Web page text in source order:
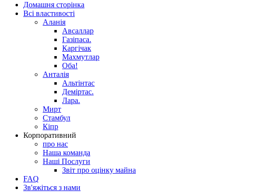
Домашня сторінка
Всі властивості
Аланія
Авсаллар
Газіпаса.
Каргічак
Махмутлар
Оба!
Анталія
Альтінтас
Деміртас.
Лара.
Мирт
Стамбул
Кіпр
Корпоративний
про нас
Наша команда
Наші Послуги
Звіт про оцінку майна
FAQ
Зв'яжіться з нами